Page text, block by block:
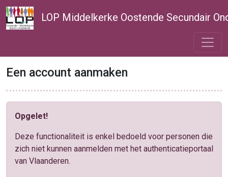
LOP Middelkerke Oostende Secundair
Een account aanmaken
Opgelet!
Deze functionaliteit is enkel bedoeld voor personen die
zich niet kunnen aanmelden met het authenticatieportaal
van Vlaanderen.